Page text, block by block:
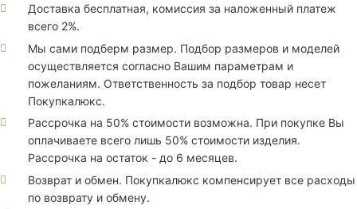
Доставка бесплатная, комиссия за наложенный платеж
всего 2%.
Мы сами подберм размер. Подбор размеров и моделей
осуществляется согласно Вашим параметрам и
пожеланиям. Ответственность за подбор товар несет
Покупкалюкс.
Рассрочка на 50% стоимости возможна. При покупке Вы
оплачиваете всего лишь 50% стоимости изделия.
Рассрочка на остаток - до 6 месяцев.
Возврат и обмен. Покупкалюкс компенсирует все расходы
по возврату и обмену.